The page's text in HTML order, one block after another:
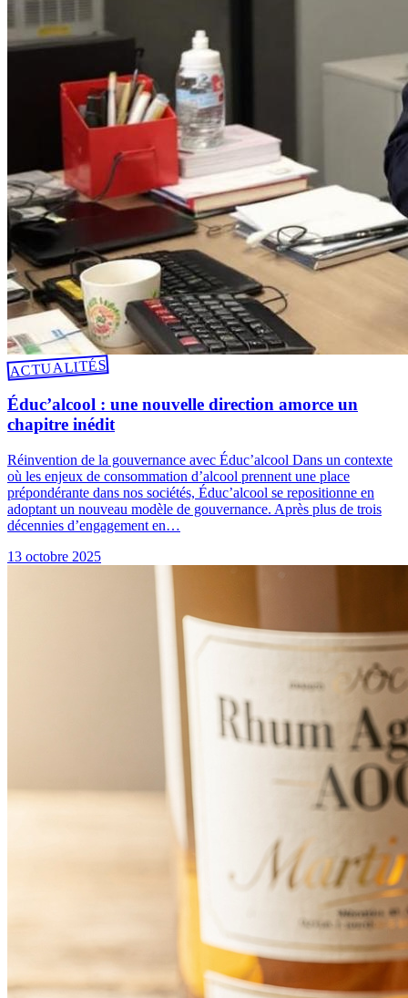
ACTUALITÉS
Éduc’alcool : une nouvelle direction amorce un
chapitre inédit
Réinvention de la gouvernance avec Éduc’alcool Dans un contexte
où les enjeux de consommation d’alcool prennent une place
prépondérante dans nos sociétés, Éduc’alcool se repositionne en
adoptant un nouveau modèle de gouvernance. Après plus de trois
décennies d’engagement en…
13 octobre 2025